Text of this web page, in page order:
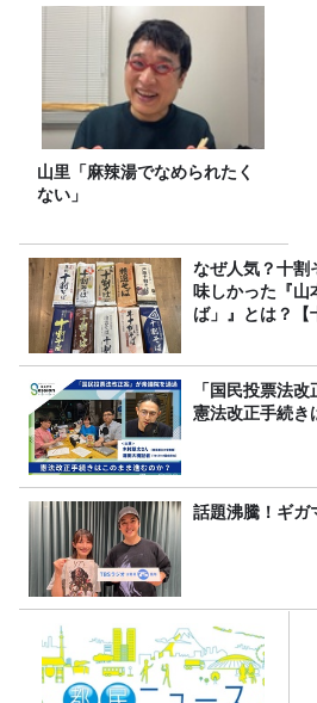
山里「麻辣湯でなめられたく
ない」
なぜ人気？十
味しかった『山
ば」』とは？【
「国民投票法
憲法改正手続き
話題沸騰！ギガ